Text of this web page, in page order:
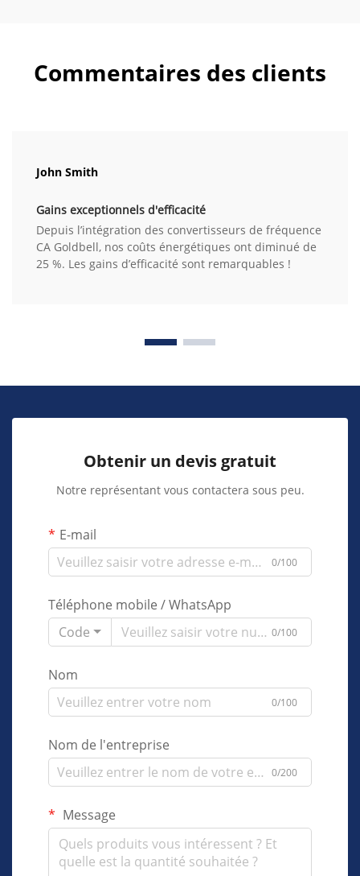
Commentaires des clients
John Smith
Gains exceptionnels d'efficacité
Depuis l’intégration des convertisseurs de fréquence
CA Goldbell, nos coûts énergétiques ont diminué de
25 %. Les gains d’efficacité sont remarquables !
Obtenir un devis gratuit
Notre représentant vous contactera sous peu.
E-mail
0/100
Téléphone mobile / WhatsApp
Code
0/100
Nom
0/100
Nom de l'entreprise
0/200
Message